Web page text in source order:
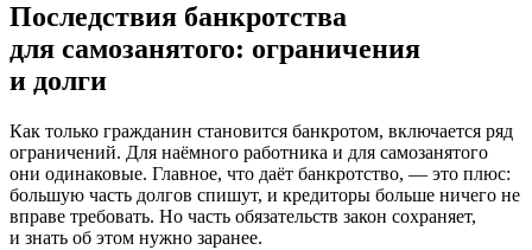
Последствия банкротства
для самозанятого: ограничения
и долги
Как только гражданин становится банкротом, включается ряд
ограничений. Для наёмного работника и для самозанятого
они одинаковые. Главное, что даёт банкротство, — это плюс:
большую часть долгов спишут, и кредиторы больше ничего не
вправе требовать. Но часть обязательств закон сохраняет,
и знать об этом нужно заранее.